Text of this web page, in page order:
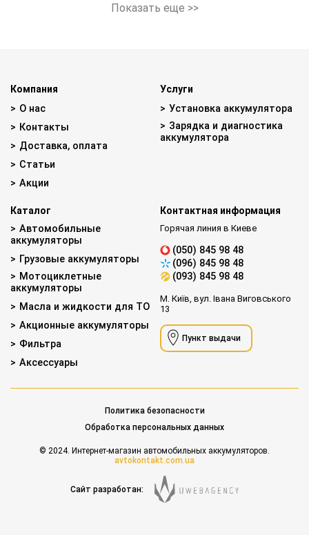
Показать еще >>
Компания
О нас
Контакты
Доставка, оплата
Статьи
Акции
Услуги
Установка аккумулятора
Зарядка и диагностика
аккумулятора
Каталог
Автомобильные
аккумуляторы
Грузовые аккумуляторы
Мотоциклетные
аккумуляторы
Масла и жидкости для ТО
Акционные аккумуляторы
Фильтра
Аксессуары
Контактная информация
Горячая линия в Киеве
(050) 845 98 48
(096) 845 98 48
(093) 845 98 48
М. Київ, вул. Івана Виговського
13
Пункт выдачи
Политика безопасности
Обработка персональных данных
Сайт разработан:
© 2024. Интернет-магазин автомобильных аккумуляторов.
avtokontakt.com.ua